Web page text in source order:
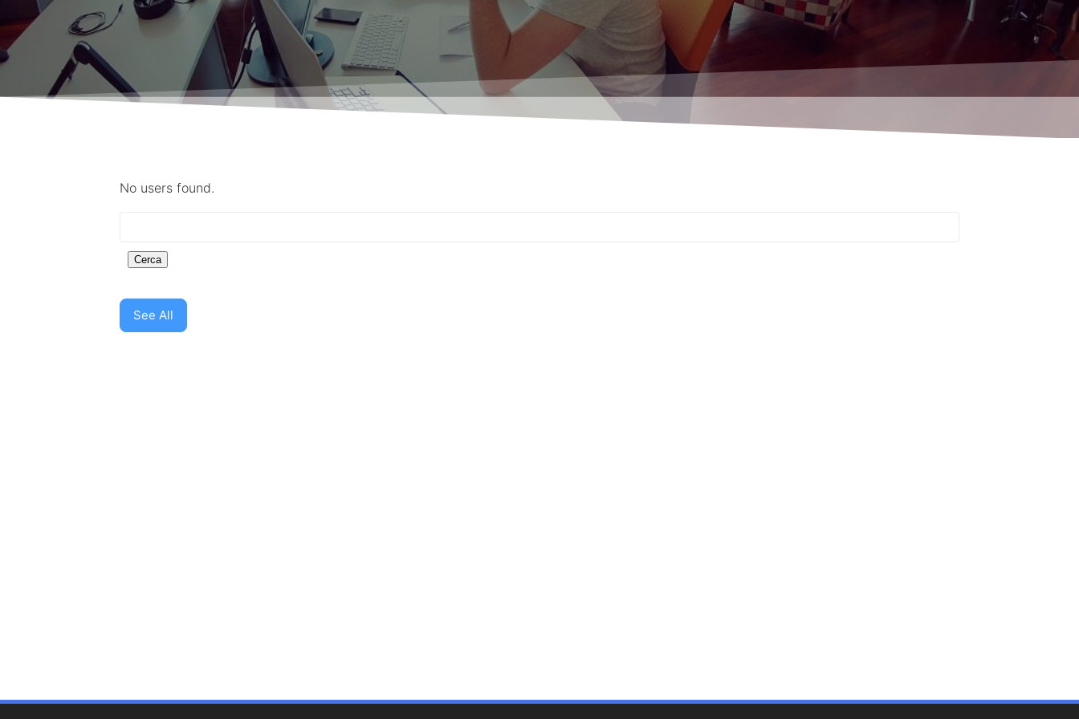
No users found.
See All